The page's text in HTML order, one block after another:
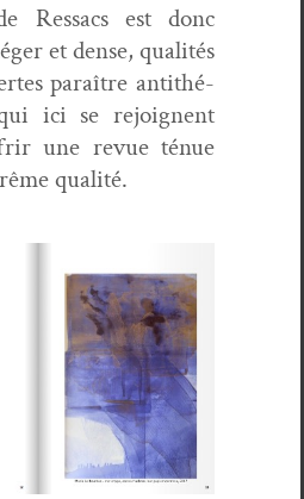
Ressacs est donc
et dense, qual­ités
paraître antithé­
ici se rejoignent
une revue ténue
qualité.